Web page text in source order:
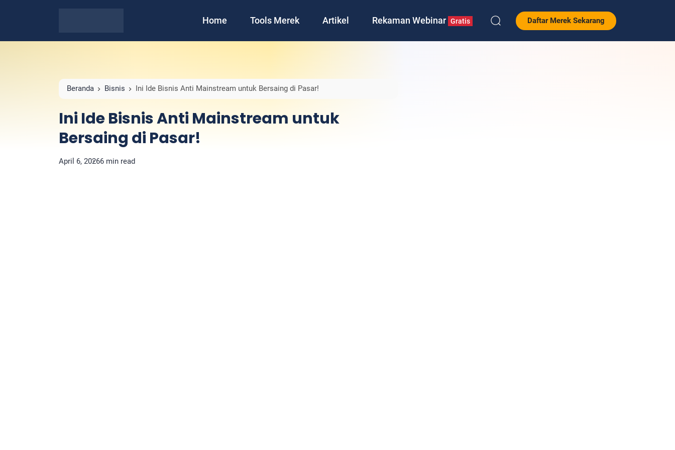
Home Tools Merek Artikel Rekaman Webinar Gratis Daftar Merek Sekarang
Beranda Bisnis Ini Ide Bisnis Anti Mainstream untuk Bersaing di Pasar!
Ini Ide Bisnis Anti Mainstream untuk
Bersaing di Pasar!
April 6, 20266 min read